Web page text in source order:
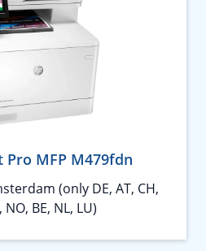
Pro MFP M479fdn
(only DE, AT, CH,
NO, BE, NL, LU)